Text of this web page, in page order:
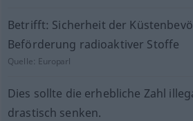
Betrifft: Sicherheit der
Beförderung radioaktiver Stoffe
Quelle: Europarl
Dies sollte die erhebliche Zahl
drastisch senken.